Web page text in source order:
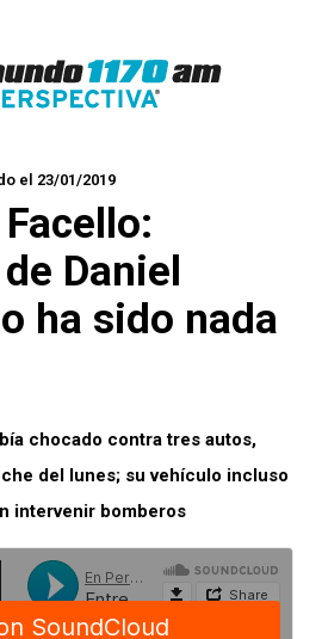
el 23/01/2019
Daniel
ha sido nada
chocado contra tres autos,
del lunes; su vehículo incluso
intervenir bomberos